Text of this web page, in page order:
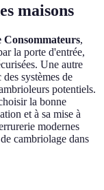
maisons
Consommateurs,
la porte d'entrée,
Une autre
systèmes de
potentiels.
la bonne
et à sa mise à
modernes
cambriolage dans